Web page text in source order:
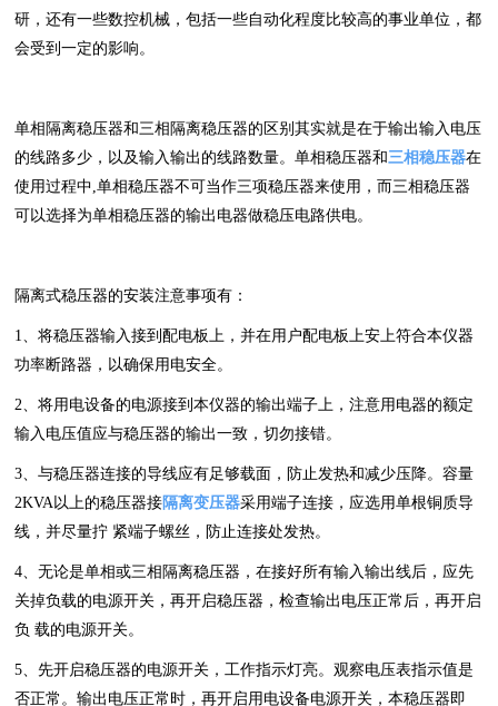
研，还有一些数控机械，包括一些自动化程度比较高的事业单位，都
会受到一定的影响。
单相隔离稳压器和三相隔离稳压器的区别其实就是在于输出输入电压
的线路多少，以及输入输出的线路数量。单相稳压器和三相稳压器在
使用过程中,单相稳压器不可当作三项稳压器来使用，而三相稳压器
可以选择为单相稳压器的输出电器做稳压电路供电。
隔离式稳压器的安装注意事项有：
1、将稳压器输入接到配电板上，并在用户配电板上安上符合本仪器
功率断路器，以确保用电安全。
2、将用电设备的电源接到本仪器的输出端子上，注意用电器的额定
输入电压值应与稳压器的输出一致，切勿接错。
3、与稳压器连接的导线应有足够载面，防止发热和减少压降。容量
2KVA以上的稳压器接隔离变压器采用端子连接，应选用单根铜质导
线，并尽量拧 紧端子螺丝，防止连接处发热。
4、无论是单相或三相隔离稳压器，在接好所有输入输出线后，应先
关掉负载的电源开关，再开启稳压器，检查输出电压正常后，再开启
负 载的电源开关。
5、先开启稳压器的电源开关，工作指示灯亮。观察电压表指示值是
否正常。输出电压正常时，再开启用电设备电源开关，本稳压器即